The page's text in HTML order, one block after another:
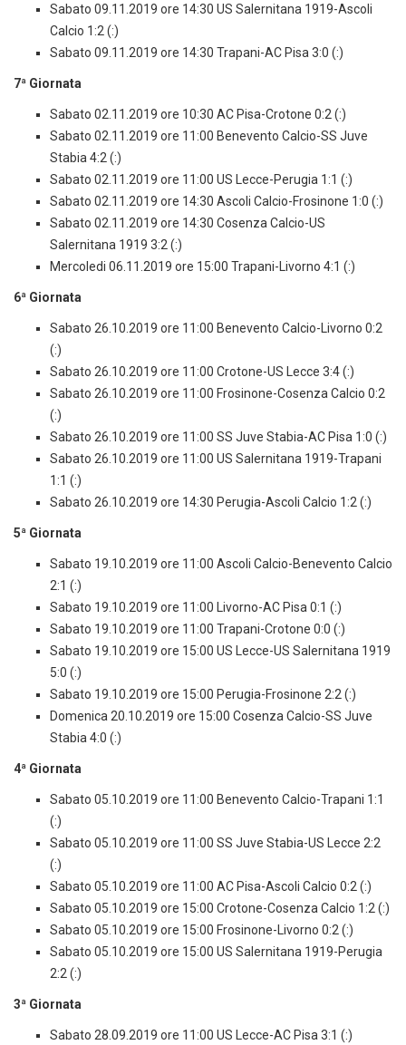
Sabato 09.11.2019 ore 14:30 US Salernitana 1919-Ascoli
Calcio 1:2 (:)
Sabato 09.11.2019 ore 14:30 Trapani-AC Pisa 3:0 (:)
7ª Giornata
Sabato 02.11.2019 ore 10:30 AC Pisa-Crotone 0:2 (:)
Sabato 02.11.2019 ore 11:00 Benevento Calcio-SS Juve
Stabia 4:2 (:)
Sabato 02.11.2019 ore 11:00 US Lecce-Perugia 1:1 (:)
Sabato 02.11.2019 ore 14:30 Ascoli Calcio-Frosinone 1:0 (:)
Sabato 02.11.2019 ore 14:30 Cosenza Calcio-US
Salernitana 1919 3:2 (:)
Mercoledi 06.11.2019 ore 15:00 Trapani-Livorno 4:1 (:)
6ª Giornata
Sabato 26.10.2019 ore 11:00 Benevento Calcio-Livorno 0:2
(:)
Sabato 26.10.2019 ore 11:00 Crotone-US Lecce 3:4 (:)
Sabato 26.10.2019 ore 11:00 Frosinone-Cosenza Calcio 0:2
(:)
Sabato 26.10.2019 ore 11:00 SS Juve Stabia-AC Pisa 1:0 (:)
Sabato 26.10.2019 ore 11:00 US Salernitana 1919-Trapani
1:1 (:)
Sabato 26.10.2019 ore 14:30 Perugia-Ascoli Calcio 1:2 (:)
5ª Giornata
Sabato 19.10.2019 ore 11:00 Ascoli Calcio-Benevento Calcio
2:1 (:)
Sabato 19.10.2019 ore 11:00 Livorno-AC Pisa 0:1 (:)
Sabato 19.10.2019 ore 11:00 Trapani-Crotone 0:0 (:)
Sabato 19.10.2019 ore 15:00 US Lecce-US Salernitana 1919
5:0 (:)
Sabato 19.10.2019 ore 15:00 Perugia-Frosinone 2:2 (:)
Domenica 20.10.2019 ore 15:00 Cosenza Calcio-SS Juve
Stabia 4:0 (:)
4ª Giornata
Sabato 05.10.2019 ore 11:00 Benevento Calcio-Trapani 1:1
(:)
Sabato 05.10.2019 ore 11:00 SS Juve Stabia-US Lecce 2:2
(:)
Sabato 05.10.2019 ore 11:00 AC Pisa-Ascoli Calcio 0:2 (:)
Sabato 05.10.2019 ore 15:00 Crotone-Cosenza Calcio 1:2 (:)
Sabato 05.10.2019 ore 15:00 Frosinone-Livorno 0:2 (:)
Sabato 05.10.2019 ore 15:00 US Salernitana 1919-Perugia
2:2 (:)
3ª Giornata
Sabato 28.09.2019 ore 11:00 US Lecce-AC Pisa 3:1 (:)